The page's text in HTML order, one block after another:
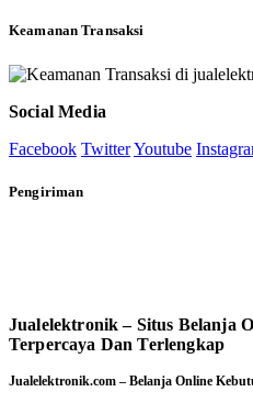
Keamanan Transaksi
Social Media
Facebook TwitterYoutube
Pengiriman
Jualelektronik – Situs Belanja
Terpercaya Dan Terlengkap
Jualelektronik.com – Belanja Online